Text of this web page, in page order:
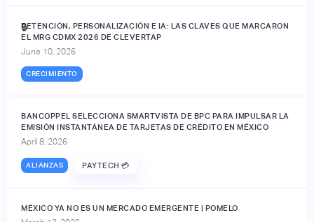
RETENCIÓN, PERSONALIZACIÓN E IA: LAS CLAVES QUE MARCARON
EL MRG CDMX 2026 DE CLEVERTAP
June 10, 2026
CRECIMIENTO
🔒
BANCOPPEL SELECCIONA SMARTVISTA DE BPC PARA IMPULSAR LA
EMISIÓN INSTANTÁNEA DE TARJETAS DE CRÉDITO EN MÉXICO
April 8, 2026
ALIANZAS PAYTECH 💳
MÉXICO YA NO ES UN MERCADO EMERGENTE | POMELO